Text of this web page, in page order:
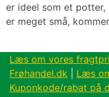
er ideel som et
er meget små,
Læs om vores
Frøhandel.dk
Læs
Kuponkode/rabat på